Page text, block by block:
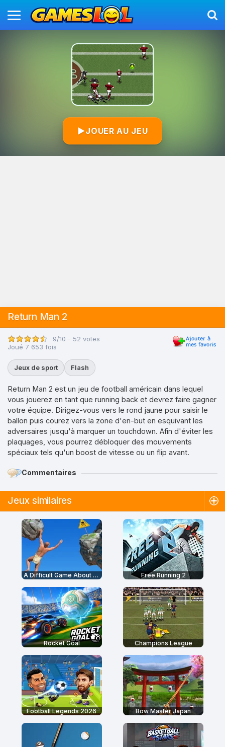
▶JOUER AU JEU
Return Man 2
9/10 - 52 votes
Joué 7 653 fois
Jeux de sport Flash
Return Man 2 est un jeu de football américain dans lequel
vous jouerez en tant que running back et devrez faire gagner
votre équipe. Dirigez-vous vers le rond jaune pour saisir le
ballon puis courez vers la zone d'en-but en esquivant les
adversaires jusqu'à marquer un touchdown. Afin d'éviter les
plaquages, vous pourrez débloquer des mouvements
spéciaux tels qu'un boost de vitesse ou un flip avant.
Commentaires
Jeux similaires
A Difficult Game About Climbing Free Running 2
Rocket Goal Champions League
Football Legends 2026 Bow Master Japan